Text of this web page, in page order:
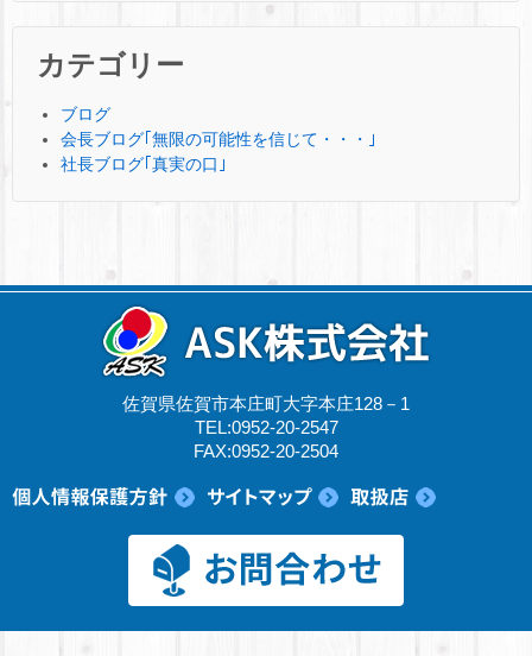
カテゴリー
ブログ
会長ブログ｢無限の可能性を信じて・・・｣
社長ブログ｢真実の口｣
佐賀県佐賀市本庄町大字本庄128－1
TEL:0952-20-2547
FAX:0952-20-2504